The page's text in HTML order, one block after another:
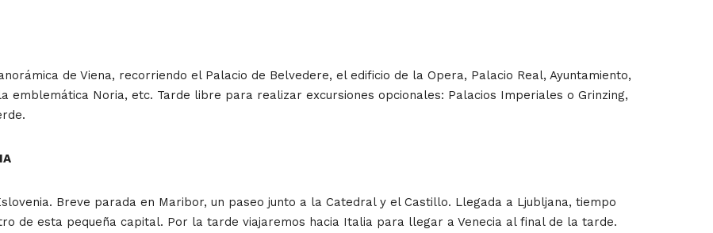
de Viena, recorriendo el Palacio de Belvedere, el edificio de la Opera, Palacio Real, Ayuntamiento,
emblemática Noria, etc. Tarde libre para realizar excursiones opcionales: Palacios Imperiales o Grinzing,
Breve parada en Maribor, un paseo junto a la Catedral y el Castillo. Llegada a Ljubljana, tiempo
de esta pequeña capital. Por la tarde viajaremos hacia Italia para llegar a Venecia al final de la tarde.